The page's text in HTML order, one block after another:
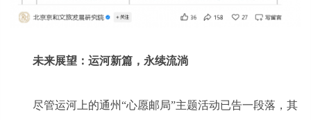
未来展望：运河新篇，永续流淌
尽管运河上的通州“心愿邮局”主题活动已告一段落，其